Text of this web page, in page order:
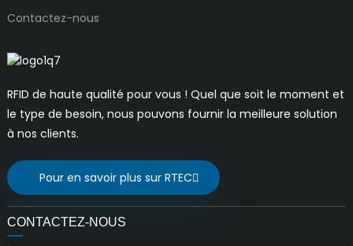
Contactez-nous
RFID de haute qualité pour vous ! Quel que soit le moment et
le type de besoin, nous pouvons fournir la meilleure solution
à nos clients.
Pour en savoir plus sur RTEC
CONTACTEZ-NOUS